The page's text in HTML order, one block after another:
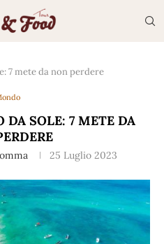
7 mete da non perdere
SOLE: 7 METE DA
25 Luglio 2023